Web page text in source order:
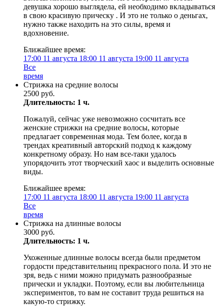
девушка хорошо выглядела, ей необходимо вкладываться
в свою красивую прическу ‍. И это не только о деньгах,
нужно также находить на это силы, время и
вдохновение.
Ближайшее время:
17:00 11 августа 18:00 11 августа 19:00 11 августа
Все
время
Стрижка на средние волосы
2500 руб.
Длительность: 1 ч.
Пожалуй, сейчас уже невозможно сосчитать все
женские стрижки на средние волосы, которые
предлагает современная мода. Тем более, когда в
трендах креативный авторский подход к каждому
конкретному образу. Но нам все-таки удалось
упорядочить этот творческий хаос и выделить основные
виды.
Ближайшее время:
17:00 11 августа 18:00 11 августа 19:00 11 августа
Все
время
Стрижка на длинные волосы
3000 руб.
Длительность: 1 ч.
Ухоженные длинные волосы всегда были предметом
гордости представительниц прекрасного пола. И это не
зря, ведь с ними можно придумать разнообразные
прически и укладки. Поэтому, если вы любительница
экспериментов, то вам не составит труда решиться на
какую-то стрижку.